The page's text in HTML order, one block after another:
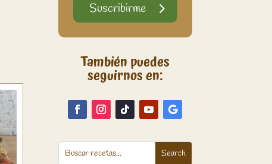
Suscribirme
También puedes
seguirnos en: